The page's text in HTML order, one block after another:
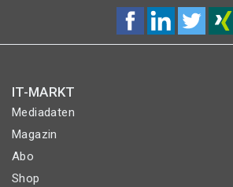
IT-MARKT
Mediadaten
Magazin
Abo
Shop